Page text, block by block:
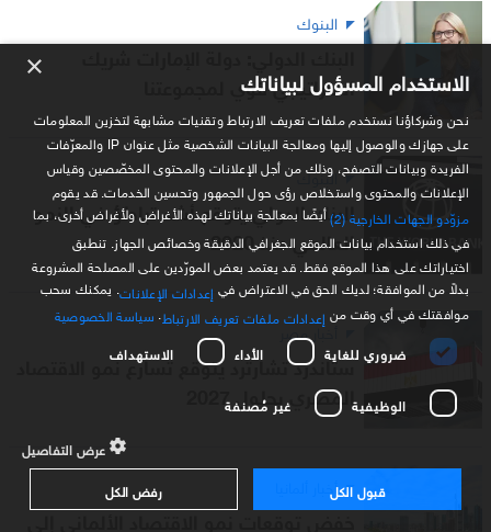
البنوك
البنك الدولي: دولة الإمارات شريك
استراتيجي قوي لمجموعتنا
البنوك
البنك الدولي يتوقع أشد تباطؤ في النمو
العالمي منذ 2020
أخبار مصر
ستاندرد تشارترد يتوقع تسارع نمو الاقتصاد
المصري بحلول 2027
أخبار ألمانيا
خفض توقعات نمو الاقتصاد الألماني إلى
× الاستخدام المسؤول لبياناتك
نحن وشركاؤنا نستخدم ملفات تعريف الارتباط وتقنيات مشابهة لتخزين المعلومات
على جهازك والوصول إليها ومعالجة البيانات الشخصية مثل عنوان IP والمعرّفات
الفريدة وبيانات التصفح، وذلك من أجل الإعلانات والمحتوى المخصّصين وقياس
الإعلانات والمحتوى واستخلاص رؤى حول الجمهور وتحسين الخدمات. قد يقوم
مزوّدو الجهات الخارجية (2)
أيضًا بمعالجة بياناتك لهذه الأغراض ولأغراض أخرى، بما
في ذلك استخدام بيانات الموقع الجغرافي الدقيقة وخصائص الجهاز. تنطبق
اختياراتك على هذا الموقع فقط. قد يعتمد بعض المورّدين على المصلحة المشروعة
بدلاً من الموافقة؛ لديك الحق في الاعتراض في إعدادات الإعلانات . يمكنك سحب
موافقتك في أي وقت من إعدادات ملفات تعريف الارتباط سياسة الخصوصية
ضروري للغاية
الأداء الاستهداف
الوظيفية غير مُصنفة
عرض التفاصيل
قبول الكل
رفض الكل